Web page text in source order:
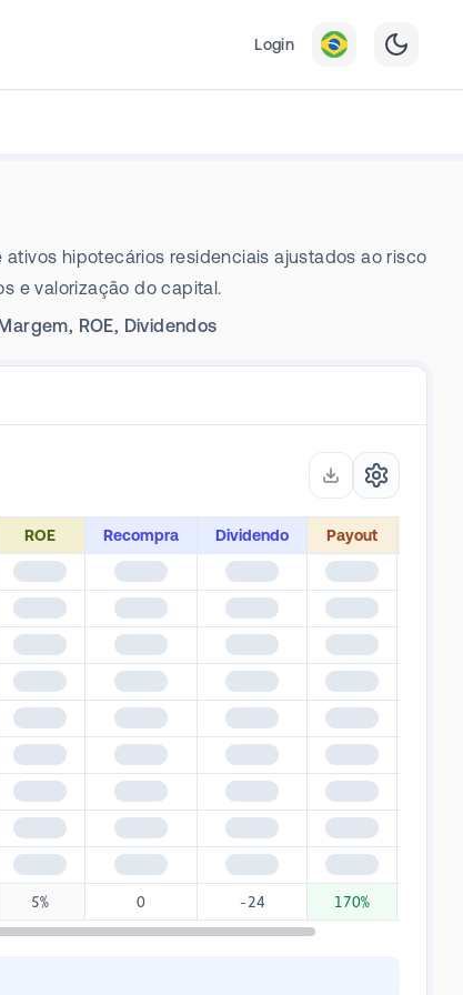
Login
hipotecários residenciais ajustados ao risco
e valorização do capital.
ROE, Dividendos
ROE Recompra Dividendo Payout
$1,345 $1,345 $1,345 $1,345
$1,345 $1,345 $1,345 $1,345
$1,345 $1,345 $1,345 $1,345
$1,345 $1,345 $1,345 $1,345
$1,345 $1,345 $1,345 $1,345
$1,345 $1,345 $1,345 $1,345
$1,345 $1,345 $1,345 $1,345
$1,345 $1,345 $1,345 $1,345
$1,345 $1,345 $1,345 $1,345
5% 0 -24 170%